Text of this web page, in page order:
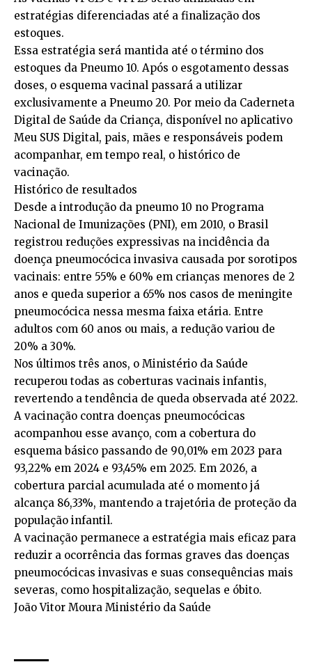
estratégias diferenciadas até a finalização dos
estoques.
Essa estratégia será mantida até o término dos
estoques da Pneumo 10. Após o esgotamento dessas
doses, o esquema vacinal passará a utilizar
exclusivamente a Pneumo 20. Por meio da Caderneta
Digital de Saúde da Criança, disponível no aplicativo
Meu SUS Digital, pais, mães e responsáveis podem
acompanhar, em tempo real, o histórico de
vacinação.
Histórico de resultados
Desde a introdução da pneumo 10 no Programa
Nacional de Imunizações (PNI), em 2010, o Brasil
registrou reduções expressivas na incidência da
doença pneumocócica invasiva causada por sorotipos
vacinais: entre 55% e 60% em crianças menores de 2
anos e queda superior a 65% nos casos de meningite
pneumocócica nessa mesma faixa etária. Entre
adultos com 60 anos ou mais, a redução variou de
20% a 30%.
Nos últimos três anos, o Ministério da Saúde
recuperou todas as coberturas vacinais infantis,
revertendo a tendência de queda observada até 2022.
A vacinação contra doenças pneumocócicas
acompanhou esse avanço, com a cobertura do
esquema básico passando de 90,01% em 2023 para
93,22% em 2024 e 93,45% em 2025. Em 2026, a
cobertura parcial acumulada até o momento já
alcança 86,33%, mantendo a trajetória de proteção da
população infantil.
A vacinação permanece a estratégia mais eficaz para
reduzir a ocorrência das formas graves das doenças
pneumocócicas invasivas e suas consequências mais
severas, como hospitalização, sequelas e óbito.
João Vitor Moura Ministério da Saúde